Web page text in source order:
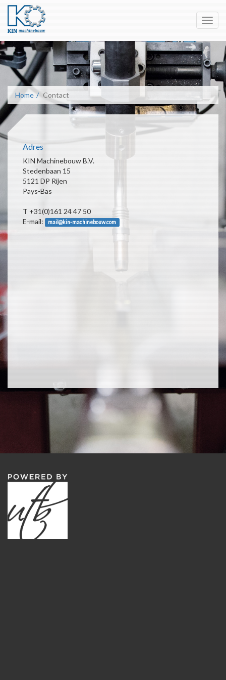
Home Contact
Adres
KIN Machinebouw B.V.
Stedenbaan 15
5121 DP Rijen
Pays-Bas
T +31(0)161 24 47 50
E-mail:
mail@kin-machinebouw.com